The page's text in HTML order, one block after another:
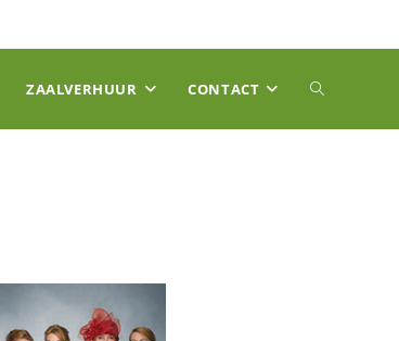
ZAALVERHUUR CONTACT TOGGLE